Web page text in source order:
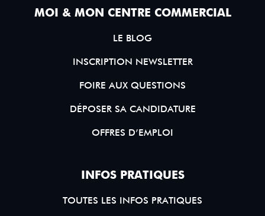
MOI & MON CENTRE COMMERCIAL
LE BLOG
INSCRIPTION NEWSLETTER
FOIRE AUX QUESTIONS
DÉPOSER SA CANDIDATURE
OFFRES D’EMPLOI
INFOS PRATIQUES
TOUTES LES INFOS PRATIQUES